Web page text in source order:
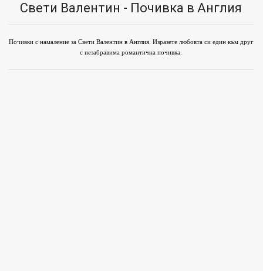
Свети Валентин - Почивка в Англия
Почивки с намаление за Свети Валентин в Англия. Изразете любовта си един към друг
с незабравима романтична почивка.